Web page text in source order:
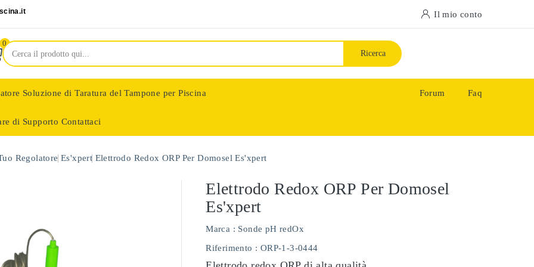
Il mio conto
0
Ricerca
Soluzione di Taratura del Tampone per Piscina
di Supporto Contattaci
Forum Faq
Regolatore Es'xpert Elettrodo Redox ORP Per Domosel Es'xpert
Elettrodo Redox ORP Per Domosel
Es'xpert
Marca : Sonde pH redOx
Riferimento : ORP-1-3-0444